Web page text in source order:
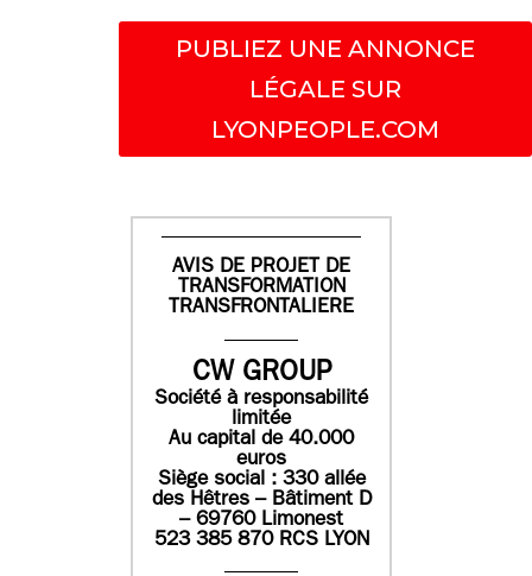
PUBLIEZ UNE ANNONCE
LÉGALE SUR
LYONPEOPLE.COM
AVIS DE PROJET DE
TRANSFORMATION
TRANSFRONTALIERE
CW GROUP
Société à responsabilité
limitée
Au capital de 40.000
euros
Siège social : 330 allée
des Hêtres – Bâtiment D
– 69760 Limonest
523 385 870 RCS LYON